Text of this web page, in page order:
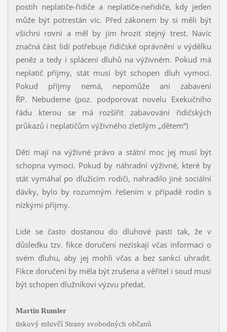
postih neplatiče-řidiče a neplatiče-neřidiče, kdy jeden
může být potrestán víc. Před zákonem by si měli být
všichni rovni a měl by jim hrozit stejný trest. Navíc
značná část lidí potřebuje řidičské oprávnění v výdělku
peněz a tedy i splácení dluhů na výživném. Pokud má
neplatič příjmy, stát musí být schopen dluh vymoci.
Pokud příjmy nemá, nepomůže ani zabavení
ŘP. Nebudeme (poz. podporovat novelu Exekučního
řádu kterou se má rozšířit zabavování řidičských
průkazů i neplatičům výživného zletilým „dětem“)
Děti mají na výživné právo a státní moc jej musí být
schopna vymoci. Pokud by náhradní výživné, které by
stát vymáhal po dlužícím rodiči, nahradilo jiné sociální
dávky, bylo by rozumným řešením v případě rodin s
nízkými příjmy.
Lidé se často dostanou do dluhové pasti tak, že v
důsledku tzv. fikce doručení nezískají včas informaci o
svém dluhu, aby jej mohli včas a bez sankcí uhradit.
Fikce doručení by měla být zrušena a věřitel i soud musí
být schopen dlužníkovi výzvu předat.
Martin Rumler
tiskový mluvčí Strany svobodných občanů